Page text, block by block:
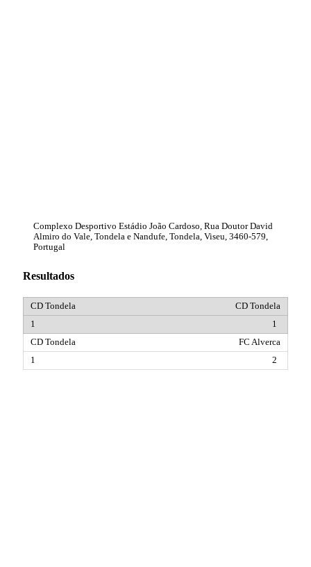
Complexo Desportivo Estádio João Cardoso, Rua Doutor David
Almiro do Vale, Tondela e Nandufe, Tondela, Viseu, 3460-579,
Portugal
Resultados
CD Tondela
1
FC Alverca
2